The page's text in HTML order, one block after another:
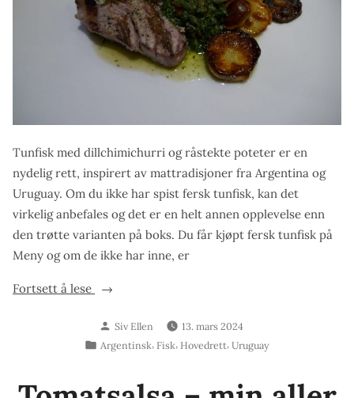
Tunfisk med dillchimichurri og råstekte poteter er en
nydelig rett, inspirert av mattradisjoner fra Argentina og
Uruguay. Om du ikke har spist fersk tunfisk, kan det
virkelig anbefales og det er en helt annen opplevelse enn
den trøtte varianten på boks. Du får kjøpt fersk tunfisk på
Meny og om de ikke har inne, er
Fortsett å lese
«Tunfisk
dillchimichurri
og
poteter»
Skrevet
av
Siv Ellen
13. mars 2024
Publisert
Argentinsk, Fisk, Hovedrett, Uruguay